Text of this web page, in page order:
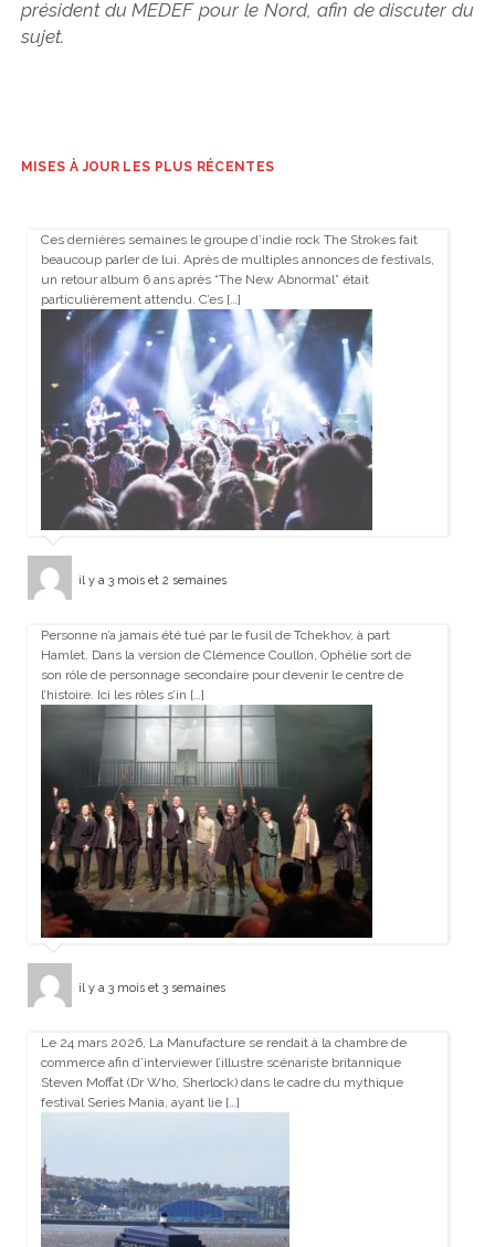
président du MEDEF pour le Nord, afin de discuter du
sujet.
MISES À JOUR LES PLUS RÉCENTES
Ces dernières semaines le groupe d’indie rock The Strokes fait
beaucoup parler de lui. Après de multiples annonces de festivals,
un retour album 6 ans après “The New Abnormal” était
particulièrement attendu. C’es […]
il y a 3 mois et 2 semaines
Personne n’a jamais été tué par le fusil de Tchekhov, à part
Hamlet. Dans la version de Clémence Coullon, Ophélie sort de
son rôle de personnage secondaire pour devenir le centre de
l’histoire. Ici les rôles s’in […]
il y a 3 mois et 3 semaines
Le 24 mars 2026, La Manufacture se rendait à la chambre de
commerce afin d’interviewer l’illustre scénariste britannique
Steven Moffat (Dr Who, Sherlock) dans le cadre du mythique
festival Series Mania, ayant lie […]